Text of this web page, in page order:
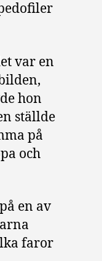
var en
hon
ställde
på
och
en av
faror